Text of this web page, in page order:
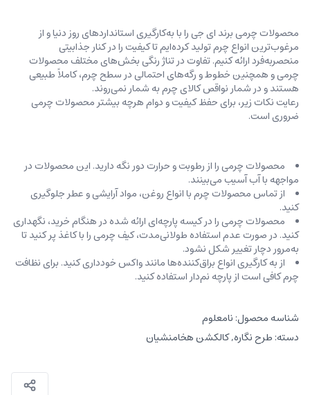
محصولات چرمی برند ای جی را با به‌کارگیری استانداردهای روز دنیا و از
مرغوب‌ترین انواع چرم تولید کرده‌ایم تا کیفیت را در کنار جذابیتی
منحصربه‌فرد ارائه کنیم. تفاوت در تناژ رنگی بخش‌های مختلف محصولات
چرمی و همچنین خطوط و رگه‌‌های احتمالی در سطح چرم، کاملاً طبیعی
هستند و در شمار نواقص کالای چرم به شمار نمی‌روند.
رعایت نکات زیر، برای حفظ کیفیت و دوام هرچه بیشتر محصولات چرمی
ضروری است.
محصولات چرمی را از رطوبت و حرارت دور نگه دارید. این محصولات در
مواجهه با آب آسیب می‌بینند.
از تماس محصولات چرم با انواع روغن‌، مواد آرایشی و عطر جلوگیری
کنید.
محصولات چرمی را در کیسه‌ پارچه‌ای ارائه شده در هنگام خرید، ‌نگهداری
کنید. در صورت عدم استفاده طولانی‌مدت، کیف‌ چرمی را با کاغذ پر کنید تا
به‌مرور دچار تغییر شکل نشود.
از به کارگیری انواع براق‌کننده‌ها مانند واکس خودداری کنید. برای نظافت
چرم کافی است از پارچه‌ نم‌دار استفاده کنید.
شناسه محصول: نامعلوم
دسته: طرح نگاره,کالکشن هخامنشیان